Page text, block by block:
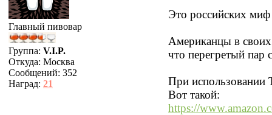
Главный пивовар
Группа: V.I.P.
Откуда: Москва
Сообщений: 352
Наград: 21
Это российских
Американцы в
что перегретый пар
При использовании
Вот такой:
https://